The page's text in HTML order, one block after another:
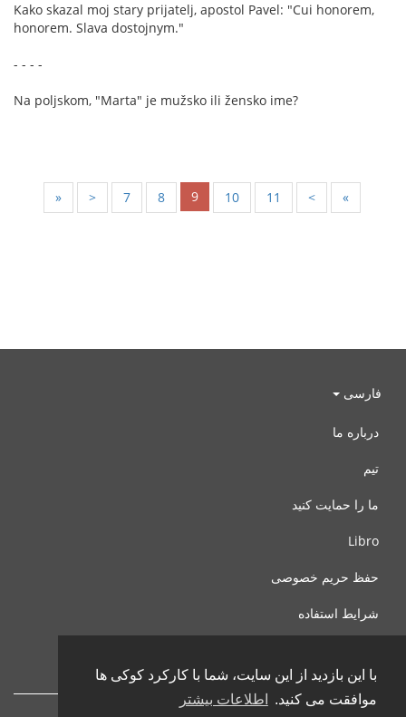
با این بازدید از این سایت، شما با کارکرد کوکی ها
موافقت می کنید.
اطلاعات بیشتر
Kako skazal moj stary prijatelj, apostol Pavel: "Cui honorem,
honorem. Slava dostojnym."
- - - -
Na poljskom, "Marta" je mužsko ili žensko ime?
« < 7 8 9 10 11 > »
فارسی
درباره ما
تیم
ما را حمایت کنید
Libro
حفظ حریم خصوصی
شرایط استفاده